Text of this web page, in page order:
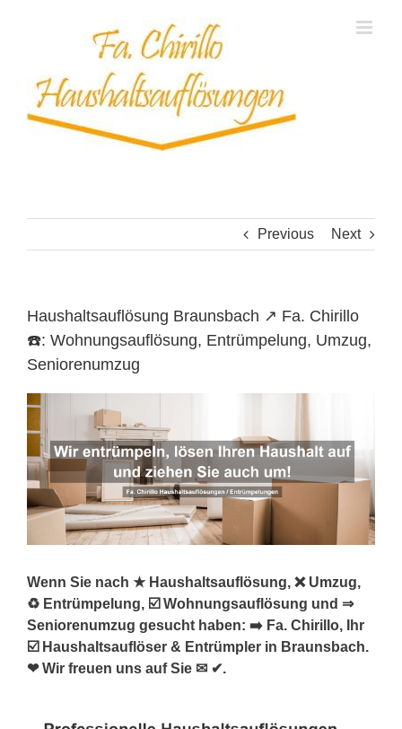
Previous Next
Haushaltsauflösung Braunsbach ↗️ Fa. Chirillo
☎️: Wohnungsauflösung, Entrümpelung, Umzug,
Seniorenumzug
Wenn Sie nach ★ Haushaltsauflösung, ❌ Umzug,
♻ Entrümpelung, ☑️ Wohnungsauflösung und ⇒
Seniorenumzug gesucht haben: ➡️ Fa. Chirillo, Ihr
☑️ Haushaltsauflöser & Entrümpler in Braunsbach.
❤ Wir freuen uns auf Sie ✉ ✔.